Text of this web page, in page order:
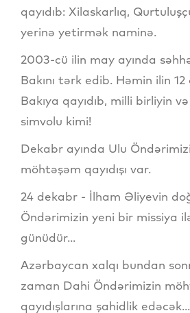
qayıdıb: Xilaskarlıq,
yerinə yetirmək naminə.
2003-cü ilin may ayında
Bakını tərk edib. Həmin ilin
Bakıya qayıdıb, milli birliyin
simvolu kimi!
Dekabr ayında Ulu
möhtəşəm qayıdışı var.
24 dekabr - İlham Əliyevin
Öndərimizin yeni bir missiya
günüdür...
Azərbaycan xalqı bundan
zaman Dahi Öndərimizin
qayıdışlarına şahidlik edəcək...